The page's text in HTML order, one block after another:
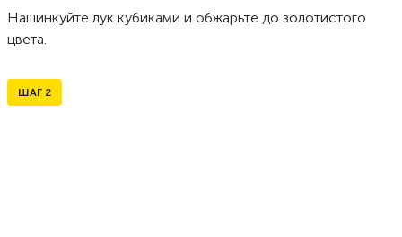
Нашинкуйте лук кубиками и обжарьте до золотистого
цвета.
ШАГ 2